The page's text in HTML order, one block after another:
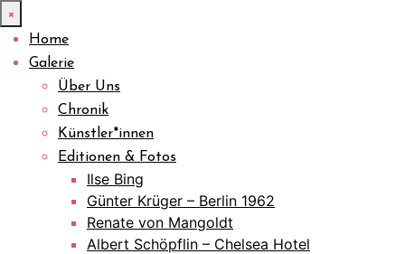
×
Home
Galerie
Über Uns
Chronik
Künstler*innen
Editionen & Fotos
Ilse Bing
Günter Krüger – Berlin 1962
Renate von Mangoldt
Albert Schöpflin – Chelsea Hotel